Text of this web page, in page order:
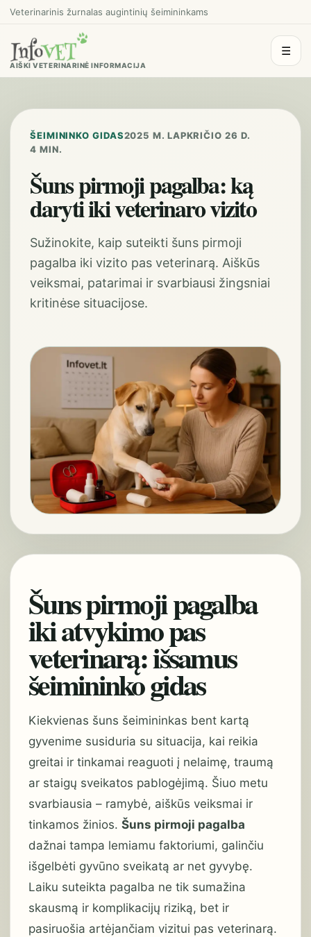
Veterinarinis žurnalas augintinių šeimininkams
AIŠKI VETERINARINĖ INFORMACIJA
☰
ŠEIMININKO GIDAS2025 M. LAPKRIČIO 26 D.
4 MIN.
Šuns pirmoji pagalba: ką
daryti iki veterinaro vizito
Sužinokite, kaip suteikti šuns pirmoji
pagalba iki vizito pas veterinarą. Aiškūs
veiksmai, patarimai ir svarbiausi žingsniai
kritinėse situacijose.
Šuns pirmoji pagalba
iki atvykimo pas
veterinarą: išsamus
šeimininko gidas
Kiekvienas šuns šeimininkas bent kartą
gyvenime susiduria su situacija, kai reikia
greitai ir tinkamai reaguoti į nelaimę, traumą
ar staigų sveikatos pablogėjimą. Šiuo metu
svarbiausia – ramybė, aiškūs veiksmai ir
tinkamos žinios. Šuns pirmoji pagalba
dažnai tampa lemiamu faktoriumi, galinčiu
išgelbėti gyvūno sveikatą ar net gyvybę.
Laiku suteikta pagalba ne tik sumažina
skausmą ir komplikacijų riziką, bet ir
pasiruošia artėjančiam vizitui pas veterinarą.